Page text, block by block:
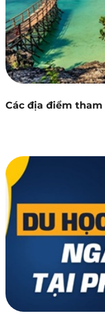
Các địa điểm